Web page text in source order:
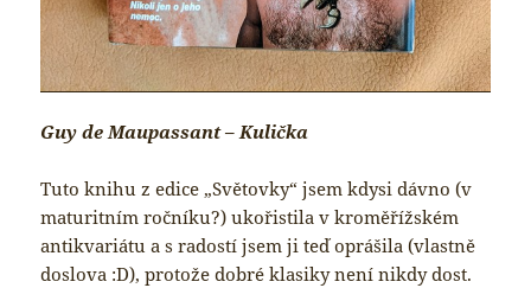
Guy de Maupassant – Kulička
Tuto knihu z edice „Světovky“ jsem kdysi dávno (v
maturitním ročníku?) ukořistila v kroměřížském
antikvariátu a s radostí jsem ji teď oprášila (vlastně
doslova :D), protože dobré klasiky není nikdy dost.